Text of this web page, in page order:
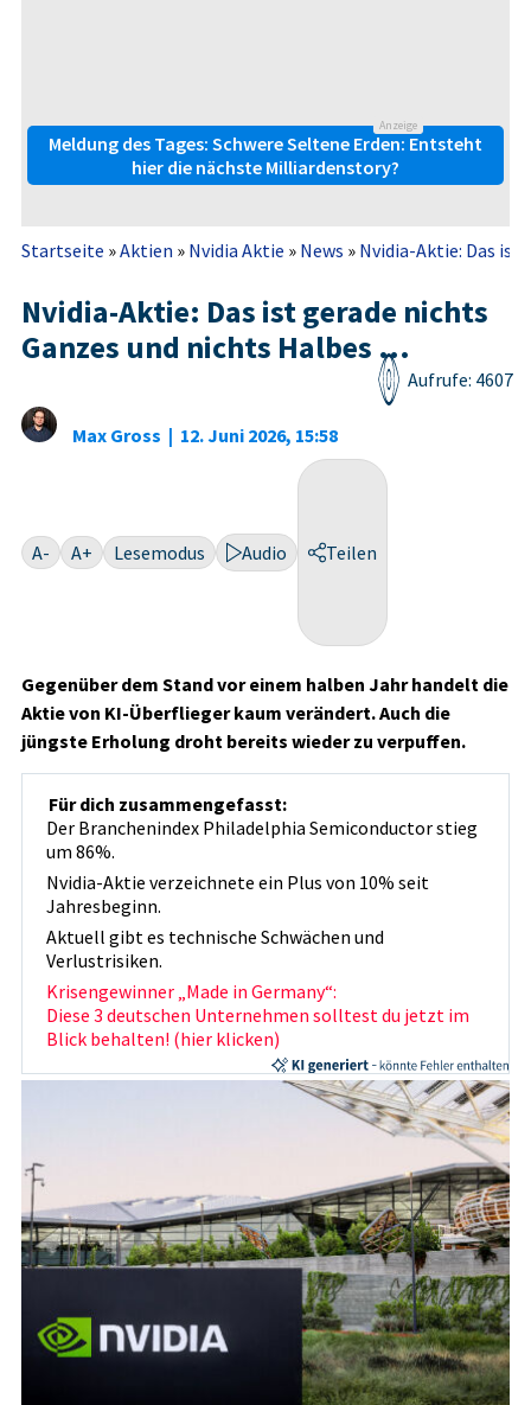
Anzeige
Meldung des Tages: Schwere Seltene Erden: Entsteht
hier die nächste Milliardenstory?
Startseite »Aktien » Nvidia Aktie » News » Nvidia-Aktie: Das ist
Nvidia-Aktie: Das ist gerade nichts
Ganzes und nichts Halbes ...
Max Gross | 12. Juni 2026, 15:58
Aufrufe: 4607
A- A+ Lesemodus Audio Teilen
Gegenüber dem Stand vor einem halben Jahr handelt die
Aktie von KI-Überflieger kaum verändert. Auch die
jüngste Erholung droht bereits wieder zu verpuffen.
Für dich zusammengefasst:
Der Branchenindex Philadelphia Semiconductor stieg
um 86%.
Nvidia-Aktie verzeichnete ein Plus von 10% seit
Jahresbeginn.
Aktuell gibt es technische Schwächen und
Verlustrisiken.
Krisengewinner „Made in Germany“:
Diese 3 deutschen Unternehmen solltest du jetzt im
Blick behalten! (hier klicken)